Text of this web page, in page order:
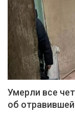
Умерли все
об